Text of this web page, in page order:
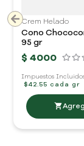
Crem Helado
Cono
95 gr
$ 4000
Impuestos
$42.55 cada gr